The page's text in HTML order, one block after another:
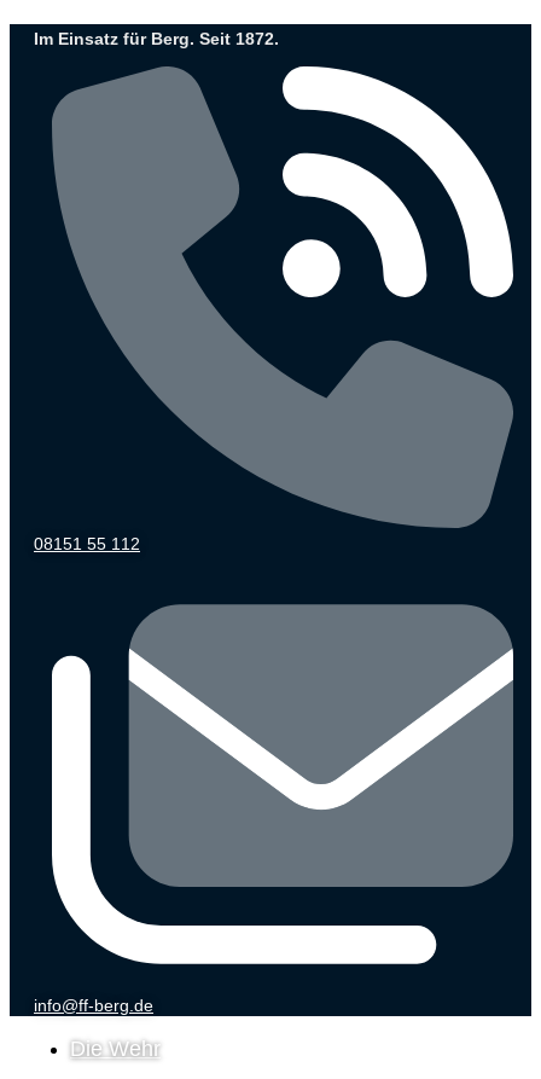
InhaltIm Einsatz für Berg. Seit 1872.
08151 55 112
info@ff-berg.de
Die Wehr